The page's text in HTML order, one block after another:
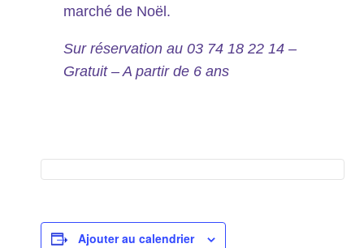
marché de Noël.
Sur réservation au 03 74 18 22 14 –
Gratuit – A partir de 6 ans
Ajouter au calendrier